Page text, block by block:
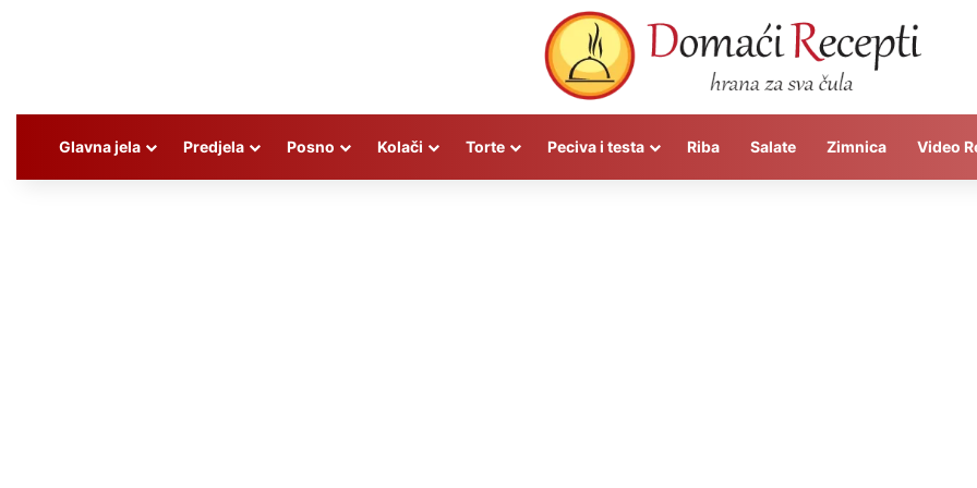
Glavna jela Predjela Posno Kolači Torte Peciva i testa Riba Salate Zimnica Video